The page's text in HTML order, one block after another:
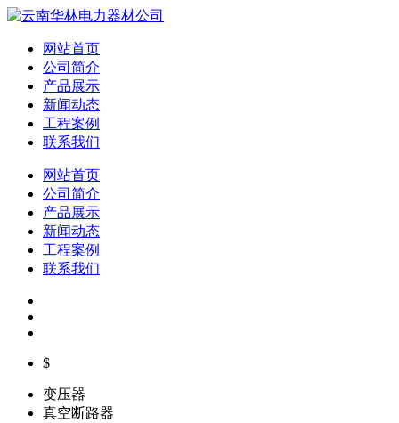
网站首页
公司简介
产品展示
新闻动态
工程案例
联系我们
网站首页
公司简介
产品展示
新闻动态
工程案例
联系我们
$
变压器
真空断路器